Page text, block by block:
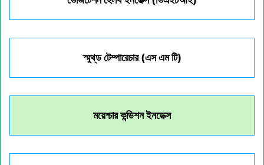
স্মুথ্‌ড টেম্পারেচার (এস এম টি)
ময়েশ্চার কন্ডিশন ইনডেক্স